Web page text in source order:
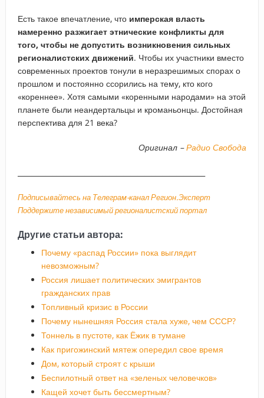
Есть такое впечатление, что имперская власть
намеренно разжигает этнические конфликты для
того, чтобы не допустить возникновения сильных
регионалистских движений. Чтобы их участники вместо
современных проектов тонули в неразрешимых спорах о
прошлом и постоянно ссорились на тему, кто кого
«кореннее». Хотя самыми «коренными народами» на этой
планете были неандертальцы и кроманьонцы. Достойная
перспектива для 21 века?
Оригинал –Радио Свобода
Подписывайтесь на Телеграм-канал Регион.Эксперт
Поддержите независимый регионалистский портал
Другие статьи автора:
Почему «распад России» пока выглядит
невозможным?
Россия лишает политических эмигрантов
гражданских прав
Топливный кризис в России
Почему нынешняя Россия стала хуже, чем СССР?
Тоннель в пустоте, как Ёжик в тумане
Как пригожинский мятеж опередил свое время
Дом, который строят с крыши
Беспилотный ответ на «зеленых человечков»
Кащей хочет быть бессмертным?